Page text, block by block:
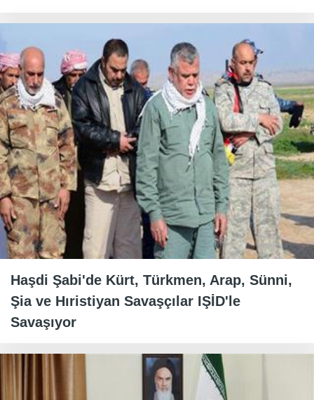
Haşdi Şabi'de Kürt, Türkmen, Arap, Sünni,
Şia ve Hıristiyan Savaşçılar IŞİD'le
Savaşıyor